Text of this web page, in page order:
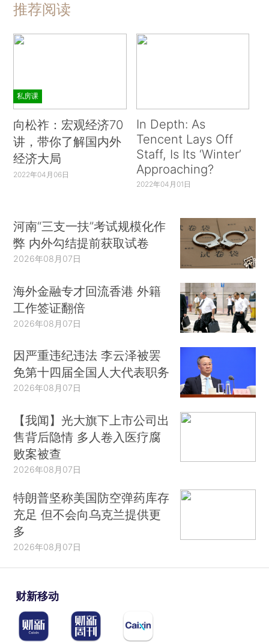
推荐阅读
私房课
向松祚：宏观经济70
讲，带你了解国内外
经济大局
2022年04月06日
In Depth: As
Tencent Lays Off
Staff, Is Its ‘Winter’
Approaching?
2022年04月01日
河南“三支一扶”考试规模化作
弊 内外勾结提前获取试卷
2026年08月07日
海外金融专才回流香港 外籍
工作签证翻倍
2026年08月07日
因严重违纪违法 李云泽被罢
免第十四届全国人大代表职务
2026年08月07日
【我闻】光大旗下上市公司出
售背后隐情 多人卷入医疗腐
败案被查
2026年08月07日
特朗普坚称美国防空弹药库存
充足 但不会向乌克兰提供更
多
2026年08月07日
财新移动